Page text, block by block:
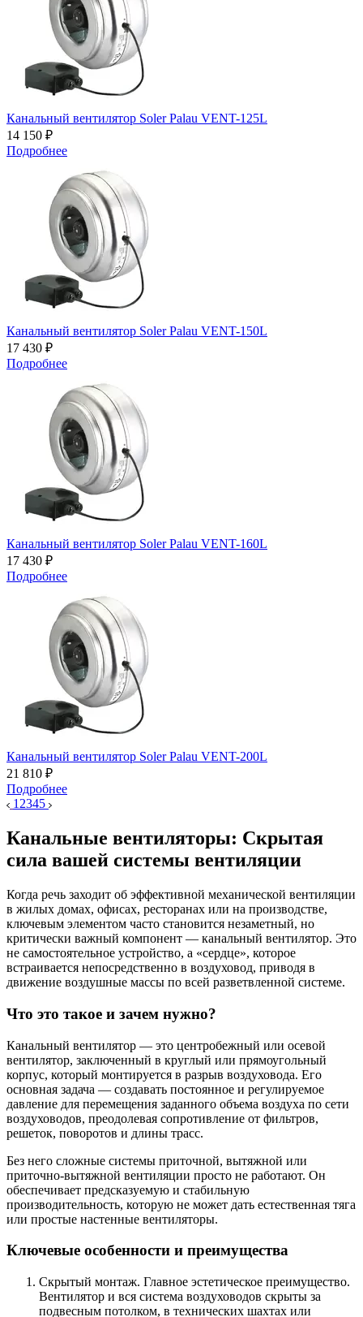
Канальный вентилятор Soler Palau VENT-125L
14 150 ₽
Подробнее
Канальный вентилятор Soler Palau VENT-150L
17 430 ₽
Подробнее
Канальный вентилятор Soler Palau VENT-160L
17 430 ₽
Подробнее
Канальный вентилятор Soler Palau VENT-200L
21 810 ₽
Подробнее
1 2345
Канальные вентиляторы: Скрытая
сила вашей системы вентиляции
Когда речь заходит об эффективной механической вентиляции
в жилых домах, офисах, ресторанах или на производстве,
ключевым элементом часто становится незаметный, но
критически важный компонент — канальный вентилятор. Это
не самостоятельное устройство, а «сердце», которое
встраивается непосредственно в воздуховод, приводя в
движение воздушные массы по всей разветвленной системе.
Что это такое и зачем нужно?
Канальный вентилятор — это центробежный или осевой
вентилятор, заключенный в круглый или прямоугольный
корпус, который монтируется в разрыв воздуховода. Его
основная задача — создавать постоянное и регулируемое
давление для перемещения заданного объема воздуха по сети
воздуховодов, преодолевая сопротивление от фильтров,
решеток, поворотов и длины трасс.
Без него сложные системы приточной, вытяжной или
приточно-вытяжной вентиляции просто не работают. Он
обеспечивает предсказуемую и стабильную
производительность, которую не может дать естественная тяга
или простые настенные вентиляторы.
Ключевые особенности и преимущества
Скрытый монтаж. Главное эстетическое преимущество.
Вентилятор и вся система воздуховодов скрыты за
подвесным потолком, в технических шахтах или